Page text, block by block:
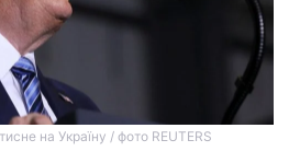
на Україну / фото REUTERS